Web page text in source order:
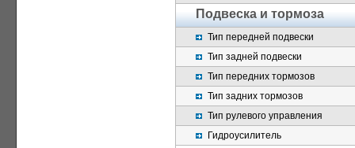
Подвеска и тормоза
Тип передней подвески
Тип задней подвески
Тип передних тормозов
Тип задних тормозов
Тип рулевого управления
Гидроусилитель